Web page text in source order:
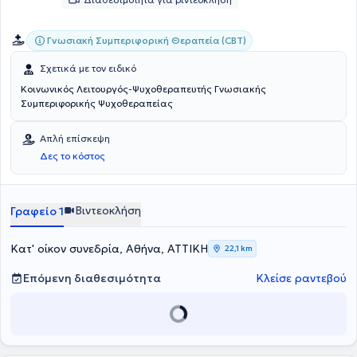
Γνωσιακή Συμπεριφορική Θεραπεία (CBT)
Σχετικά με τον ειδικό
Κοινωνικός Λειτουργός-Ψυχοθεραπευτής Γνωσιακής
Συμπεριφορικής Ψυχοθεραπείας
Απλή επίσκεψη
Δες το κόστος
Γραφείο 1 Βιντεοκλήση
Κατ' οίκον συνεδρία, Αθήνα, ΑΤΤΙΚΗ 22,1 km
Επόμενη διαθεσιμότητα Κλείσε ραντεβού